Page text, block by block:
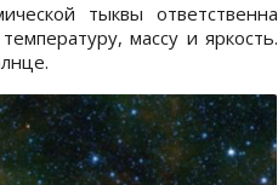
тыквы ответственна
массу и яркость.